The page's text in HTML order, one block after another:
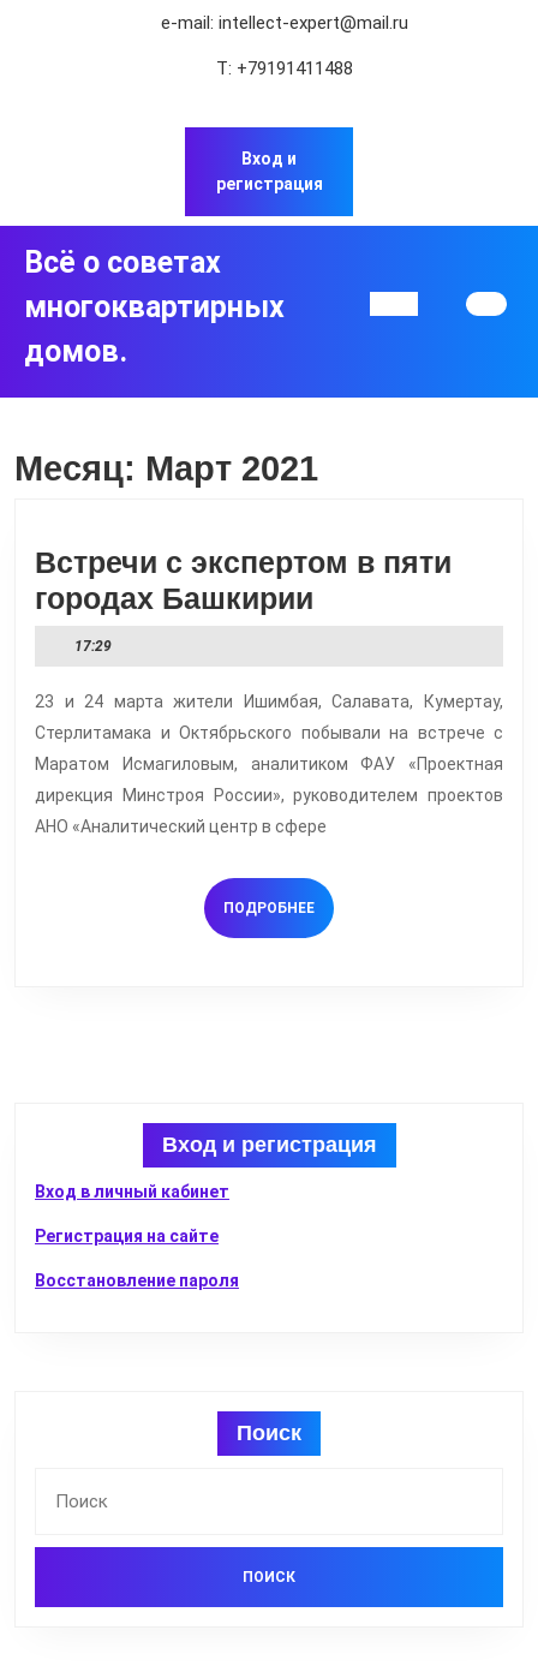
e-mail:intellect-expert@mail.ru
Т: +79191411488
Вход и
регистрация
Всё о советах
многоквартирных
домов.
Кнопка
Месяц: Март 2021
Встречи с экспертом в пяти
городах Башкирии
с
экспертом
в
пяти
городах
Башкирии
17:29
23 и 24 марта жители Ишимбая, Салавата, Кумертау,
Стерлитамака и Октябрьского побывали на встрече с
Маратом Исмагиловым, аналитиком ФАУ «Проектная
дирекция Минстроя России», руководителем проектов
АНО «Аналитический центр в сфере
ПОДРОБНЕЕПОДРОБНЕЕ
Вход и регистрация
Вход в личный кабинет
Регистрация на сайте
Восстановление пароля
Поиск